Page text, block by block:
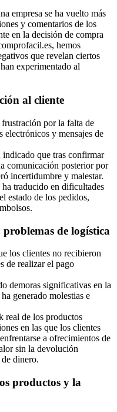
empresa se ha vuelto más
y comentarios de los
en la decisión de compra
hemos
que revelan ciertos
experimentado al
al cliente
por la falta de
electrónicos y mensajes de
indicado que tras confirmar
comunicación posterior por
incertidumbre y malestar.
traducido en dificultades
estado de los pedidos,
de logística
los clientes no recibieron
de realizar el pago
demoras significativas en la
generado molestias e
real de los productos
en las que los clientes
a ofrecimientos de
sin la devolución
dinero.
productos y la